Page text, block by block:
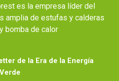
es la empresa líder del
amplia de estufas y calderas
bomba de calor
de la Era de la Energía
Verde